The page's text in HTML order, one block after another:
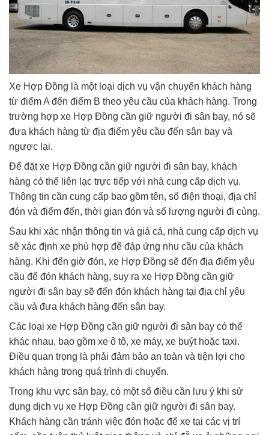
Xe Hợp Đồng là một loại dịch vụ vận chuyển khách hàng
từ điểm A đến điểm B theo yêu cầu của khách hàng. Trong
trường hợp xe Hợp Đồng cần giữ người đi sân bay, nó sẽ
đưa khách hàng từ địa điểm yêu cầu đến sân bay và
ngược lại.
Để đặt xe Hợp Đồng cần giữ người đi sân bay, khách
hàng có thể liên lạc trực tiếp với nhà cung cấp dịch vụ.
Thông tin cần cung cấp bao gồm tên, số điện thoại, địa chỉ
đón và điểm đến, thời gian đón và số lượng người đi cùng.
Sau khi xác nhận thông tin và giá cả, nhà cung cấp dịch vụ
sẽ xác định xe phù hợp để đáp ứng nhu cầu của khách
hàng. Khi đến giờ đón, xe Hợp Đồng sẽ đến địa điểm yêu
cầu để đón khách hàng, suy ra xe Hợp Đồng cần giữ
người đi sân bay sẽ đến đón khách hàng tại địa chỉ yêu
cầu và đưa khách hàng đến sân bay.
Các loại xe Hợp Đồng cần giữ người đi sân bay có thể
khác nhau, bao gồm xe ô tô, xe máy, xe buýt hoặc taxi.
Điều quan trọng là phải đảm bảo an toàn và tiện lợi cho
khách hàng trong quá trình di chuyển.
Trong khu vực sân bay, có một số điều cần lưu ý khi sử
dụng dịch vụ xe Hợp Đồng cần giữ người đi sân bay.
Khách hàng cần tránh việc đón hoặc để xe tại các vị trí